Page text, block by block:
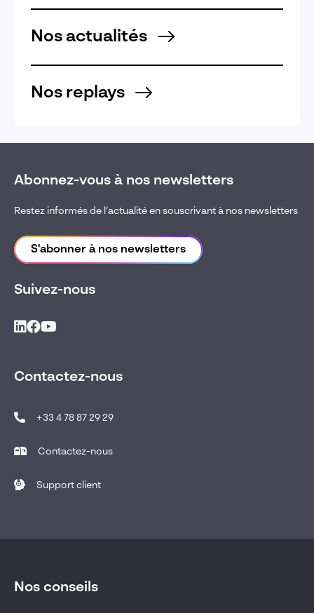
Nos actualités
Nos replays
Abonnez-vous à nos newsletters
Restez informés de l’actualité en souscrivant à nos newsletters
S'abonner à nos newsletters
Suivez-nous
Contactez-nous
+33 4 78 87 29 29
Contactez-nous
Support client
Nos conseils